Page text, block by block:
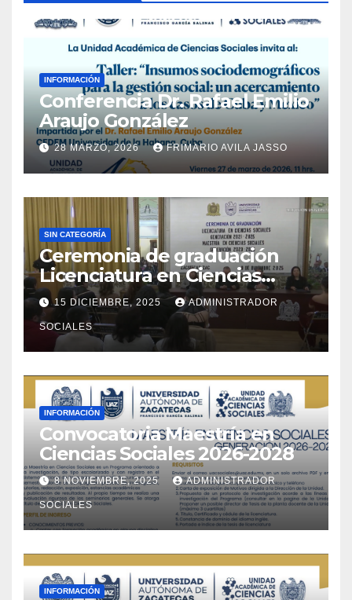
INFORMACIÓN
Conferencia Dr. Rafael Emilio
Araujo González
28 MARZO, 2026 FRIMARIO AVILA JASSO
SIN CATEGORÍA
Ceremonia de graduación
Licenciatura en Ciencias
Sociales 2021-2025, Maestría
en Ciencias Sociales 2023-
2025
15 DICIEMBRE, 2025 ADMINISTRADOR
SOCIALES
INFORMACIÓN
Convocatoria Maestría en
Ciencias Sociales 2026-2028
8 NOVIEMBRE, 2025 ADMINISTRADOR
SOCIALES
INFORMACIÓN